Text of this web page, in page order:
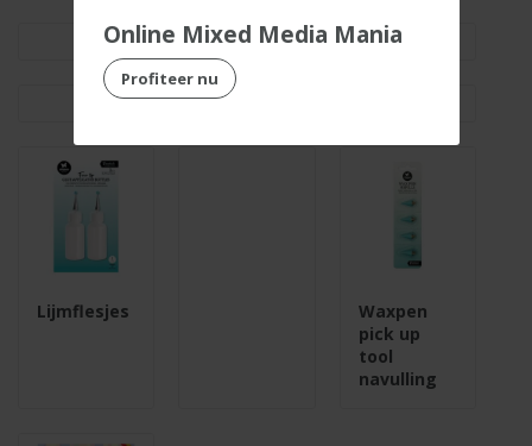
Lijmflesjes
Waxpen
pick up
tool
navulling
Online Mixed Media Mania
Profiteer nu